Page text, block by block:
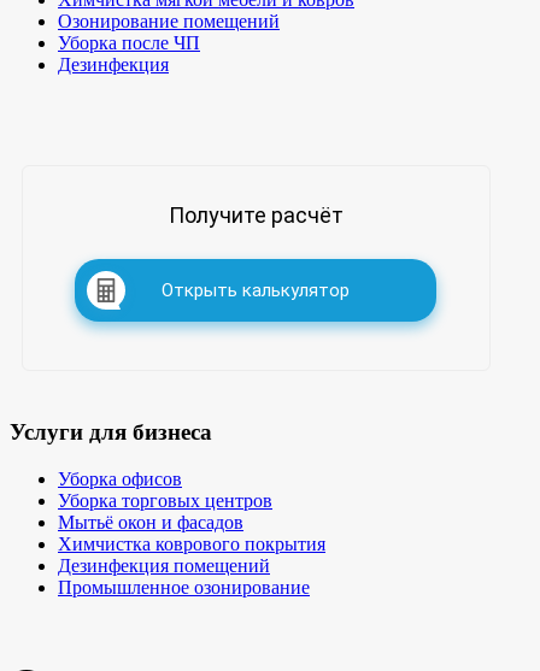
Озонирование помещений
Уборка после ЧП
Дезинфекция
Получите расчёт
Открыть калькулятор
Услуги для бизнеса
Уборка офисов
Уборка торговых центров
Мытьё окон и фасадов
Химчистка коврового покрытия
Дезинфекция помещений
Промышленное озонирование